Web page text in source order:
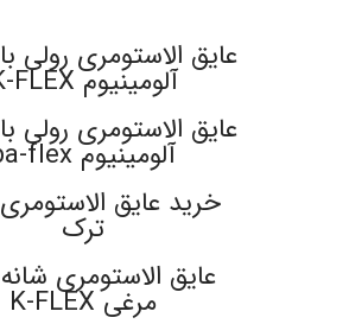
عایق الاستومری رولی
آلومینیوم K-FLEX
عایق الاستومری رولی
آلومینیوم pa-flex
خرید عایق
ترک
عایق الاستومری
مرغی K-FLEX